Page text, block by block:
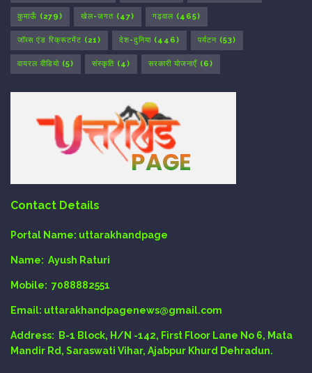
कुमाऊँ (279) खेल-जगत (47) गढ़वाल (465)
जॉब्स एंड रिक्रूटमेंट (21) देश-दुनिया (446) पर्यटन (53)
वायरल वीडियो (5) संस्कृति (4) सरकारी योजनाएँ (6)
Contact Details
Portal Name: uttarakhandpage
Name: Ayush Raturi
Mobile: 7088882551
Email: uttarakhandpagenews@gmail.com
Address:
B-1 Block, H/N -142, First Floor Lane No 6, Mata
Mandir Rd, Saraswati Vihar, Ajabpur Khurd Dehradun.